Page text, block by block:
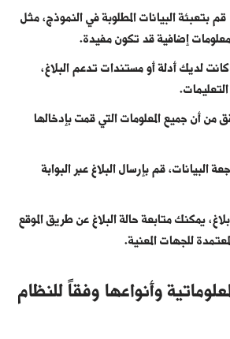
قم بتعبئة البيانات المطلوبة في النموذج، مثل
إضافية قد تكون مفيدة.
لديك أدلة أو مستندات تدعم البلاغ،
من أن جميع المعلومات التي قمت بإدخالها
البيانات، قم بإرسال البلاغ عبر البوابة
يمكنك متابعة حالة البلاغ عن طريق الموقع
للجهات المعنية.
وأنواعها وفقاً للنظام